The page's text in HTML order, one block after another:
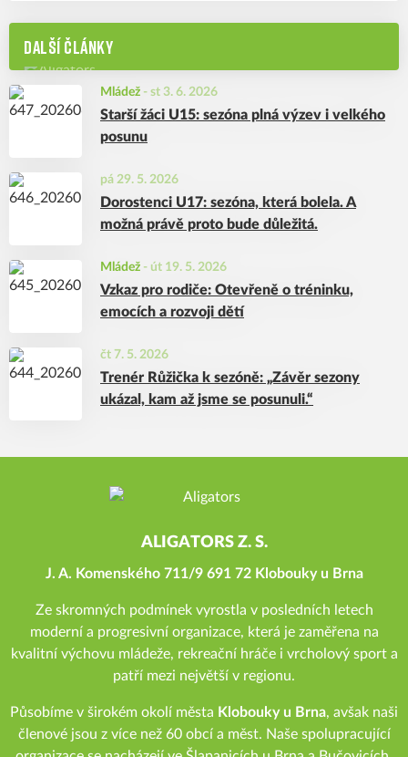
DALŠÍ ČLÁNKY
Mládež - st 3. 6. 2026
Starší žáci U15: sezóna plná výzev i velkého
posunu
pá 29. 5. 2026
Dorostenci U17: sezóna, která bolela. A
možná právě proto bude důležitá.
Mládež - út 19. 5. 2026
Vzkaz pro rodiče: Otevřeně o tréninku,
emocích a rozvoji dětí
čt 7. 5. 2026
Trenér Růžička k sezóně: „Závěr sezony
ukázal, kam až jsme se posunuli.“
ALIGATORS Z. S.
J. A. Komenského 711/9 691 72 Klobouky u Brna
Ze skromných podmínek vyrostla v posledních letech
moderní a progresivní organizace, která je zaměřena na
kvalitní výchovu mládeže, rekreační hráče i vrcholový sport a
patří mezi největší v regionu.
Působíme v širokém okolí města Klobouky u Brna, avšak naši
členové jsou z více než 60 obcí a měst. Naše spolupracující